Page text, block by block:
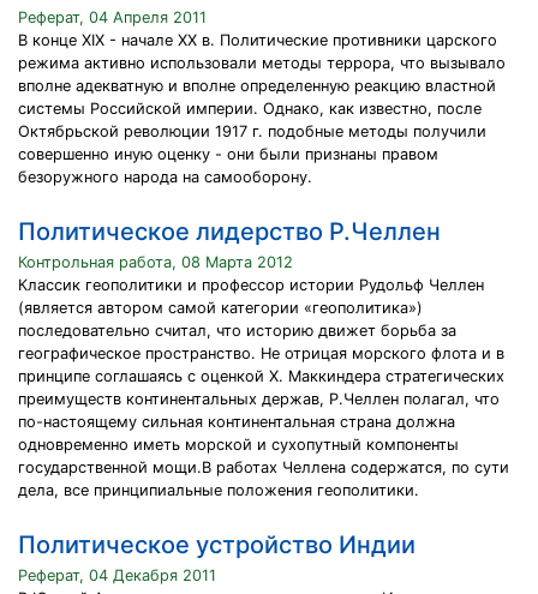
Реферат, 04 Апреля 2011
В конце XIX - начале XX в. Политические противники царского
режима активно использовали методы террора, что вызывало
вполне адекватную и вполне определенную реакцию властной
системы Российской империи. Однако, как известно, после
Октябрьской революции 1917 г. подобные методы получили
совершенно иную оценку - они были признаны правом
безоружного народа на самооборону.
Политическое лидерство Р.Челлен
Контрольная работа, 08 Марта 2012
Классик геополитики и профессор истории Рудольф Челлен
(является автором самой категории «геополитика»)
последовательно считал, что историю движет борьба за
географическое пространство. Не отрицая морского флота и в
принципе соглашаясь с оценкой Х. Маккиндера стратегических
преимуществ континентальных держав, Р.Челлен полагал, что
по-настоящему сильная континентальная страна должна
одновременно иметь морской и сухопутный компоненты
государственной мощи.В работах Челлена содержатся, по сути
дела, все принципиальные положения геополитики.
Политическое устройство Индии
Реферат, 04 Декабря 2011